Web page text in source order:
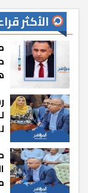
الأكثر